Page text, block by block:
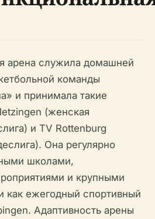
арена служила домашней
команды
и принимала такие
(женская
и TV Rottenburg
Она регулярно
школами,
и крупными
как ежегодный спортивный
Адаптивность арены